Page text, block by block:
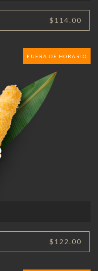
$114.00
FUERA DE HORARIO
$122.00